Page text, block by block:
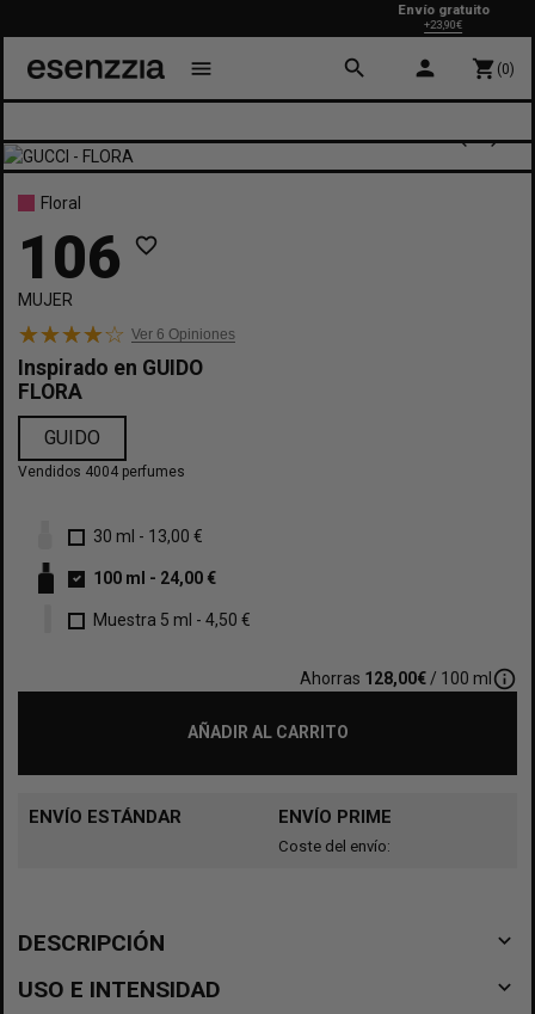
Envío gratuito
+23,90€
menu search person shopping_cart (0)
Floral
106 favorite_border
MUJER
Ver 6 Opiniones
Inspirado en GUIDO
FLORA
GUIDO
Vendidos 4004 perfumes
30 ml - 13,00 €
100 ml - 24,00 €
Muestra 5 ml - 4,50 €
Ahorras 128,00€ / 100 ml info_outline
AÑADIR AL CARRITO
ENVÍO ESTÁNDAR ENVÍO PRIME
Coste del envío:
DESCRIPCIÓN navigate_before
USO E INTENSIDAD navigate_before